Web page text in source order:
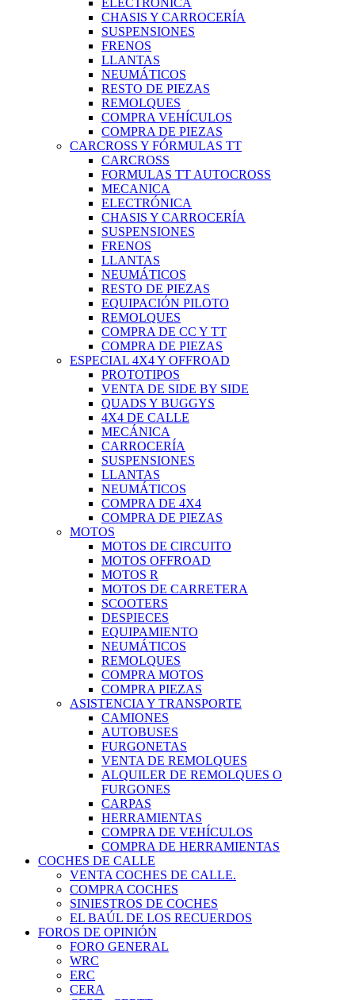
ELECTRÓNICA
CHASIS Y CARROCERÍA
SUSPENSIONES
FRENOS
LLANTAS
NEUMÁTICOS
RESTO DE PIEZAS
REMOLQUES
COMPRA VEHÍCULOS
COMPRA DE PIEZAS
CARCROSS Y FÓRMULAS TT
CARCROSS
FORMULAS TT AUTOCROSS
MECANICA
ELECTRÓNICA
CHASIS Y CARROCERÍA
SUSPENSIONES
FRENOS
LLANTAS
NEUMÁTICOS
RESTO DE PIEZAS
EQUIPACIÓN PILOTO
REMOLQUES
COMPRA DE CC Y TT
COMPRA DE PIEZAS
ESPECIAL 4X4 Y OFFROAD
PROTOTIPOS
VENTA DE SIDE BY SIDE
QUADS Y BUGGYS
4X4 DE CALLE
MECÁNICA
CARROCERÍA
SUSPENSIONES
LLANTAS
NEUMÁTICOS
COMPRA DE 4X4
COMPRA DE PIEZAS
MOTOS
MOTOS DE CIRCUITO
MOTOS OFFROAD
MOTOS R
MOTOS DE CARRETERA
SCOOTERS
DESPIECES
EQUIPAMIENTO
NEUMÁTICOS
REMOLQUES
COMPRA MOTOS
COMPRA PIEZAS
ASISTENCIA Y TRANSPORTE
CAMIONES
AUTOBUSES
FURGONETAS
VENTA DE REMOLQUES
ALQUILER DE REMOLQUES O
FURGONES
CARPAS
HERRAMIENTAS
COMPRA DE VEHÍCULOS
COMPRA DE HERRAMIENTAS
COCHES DE CALLE
VENTA COCHES DE CALLE.
COMPRA COCHES
SINIESTROS DE COCHES
EL BAÚL DE LOS RECUERDOS
FOROS DE OPINIÓN
FORO GENERAL
WRC
ERC
CERA